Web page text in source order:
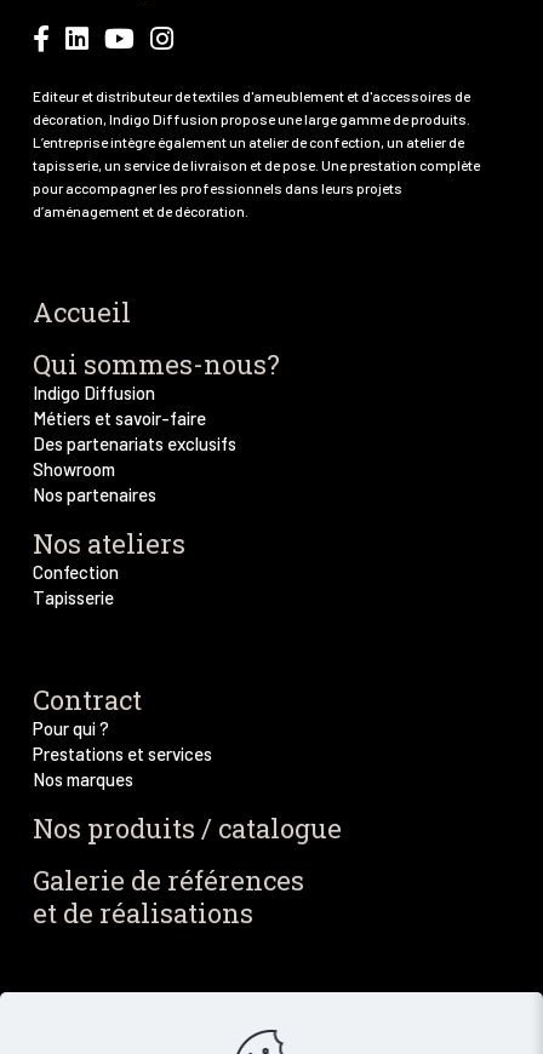
Editeur et distributeur de textiles d'ameublement et d'accessoires de
décoration, Indigo Diffusion propose une large gamme de produits.
L’entreprise intègre également un atelier de confection, un atelier de
tapisserie, un service de livraison et de pose. Une prestation complète
pour accompagner les professionnels dans leurs projets
d’aménagement et de décoration.
Accueil
Qui sommes-nous?
Indigo Diffusion
Métiers et savoir-faire
Des partenariats exclusifs
Showroom
Nos partenaires
Nos ateliers
Confection
Tapisserie
Contract
Pour qui ?
Prestations et services
Nos marques
Nos produits / catalogue
Galerie de références
et de réalisations